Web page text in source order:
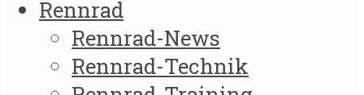
Rennrad
Rennrad-News
Rennrad-Technik